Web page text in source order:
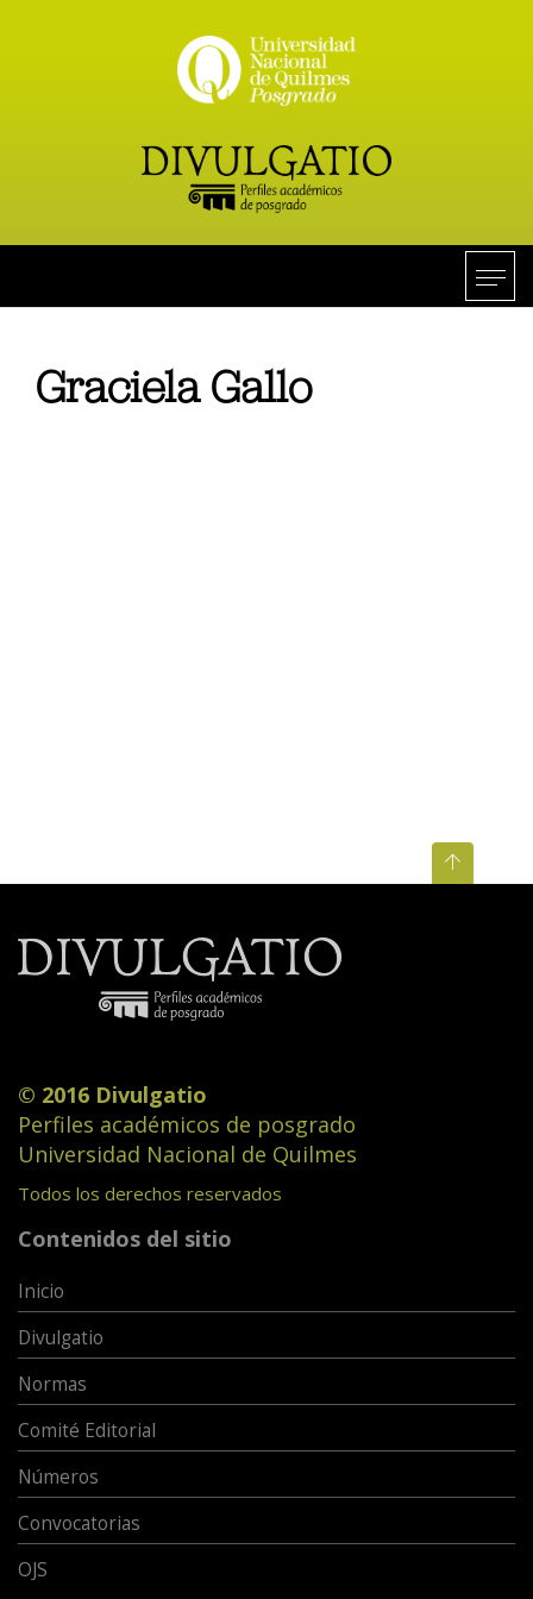
Graciela Gallo
© 2016 Divulgatio
Perfiles académicos de posgrado
Universidad Nacional de Quilmes
Todos los derechos reservados
Contenidos del sitio
Inicio
Divulgatio
Normas
Comité Editorial
Números
Convocatorias
OJS